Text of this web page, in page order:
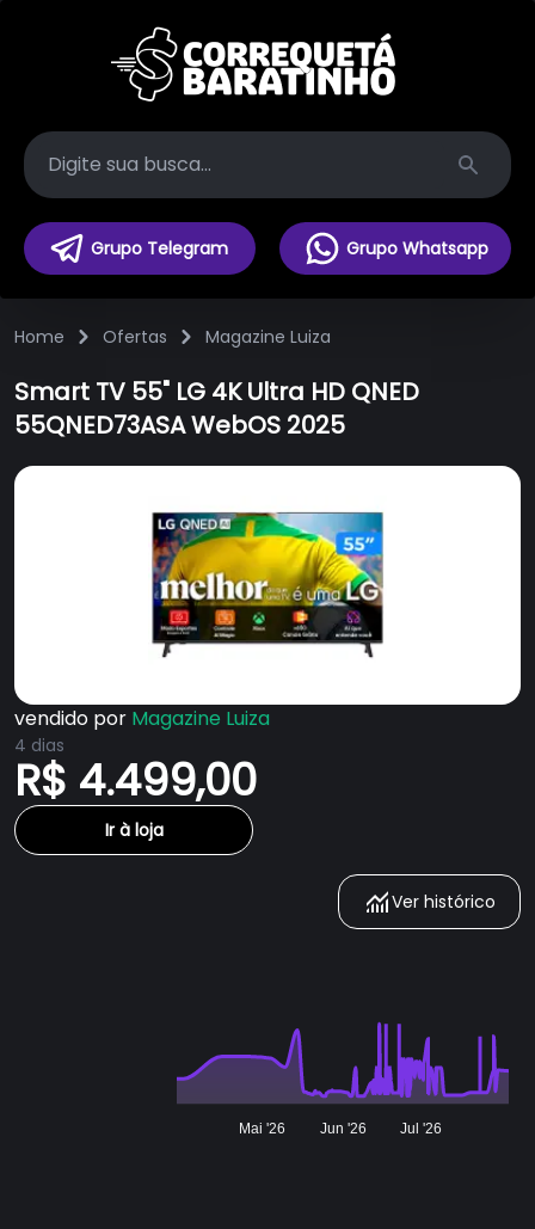
Search
Grupo Telegram Grupo Whatsapp
Home Ofertas Magazine Luiza
Smart TV 55" LG 4K Ultra HD QNED
55QNED73ASA WebOS 2025
vendido por Magazine Luiza
4 dias
R$ 4.499,00
Ir à loja
Ver histórico
Mai '26 Jun '26 Jul '26